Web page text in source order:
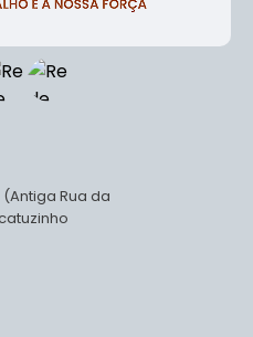
Rua da